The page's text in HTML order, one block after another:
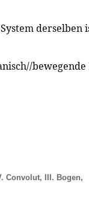
derselben
Convolut, III. Bogen,